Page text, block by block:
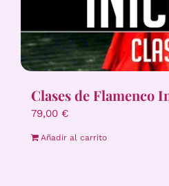
Clases de Flamenco
79,00 €
Añadir al carrito